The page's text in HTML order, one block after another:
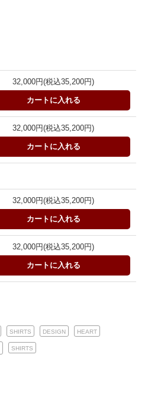
32,000円(税込35,200円)
カートに入れる
32,000円(税込35,200円)
カートに入れる
32,000円(税込35,200円)
カートに入れる
32,000円(税込35,200円)
カートに入れる
SHIRTS DESIGN HEART
SHIRTS